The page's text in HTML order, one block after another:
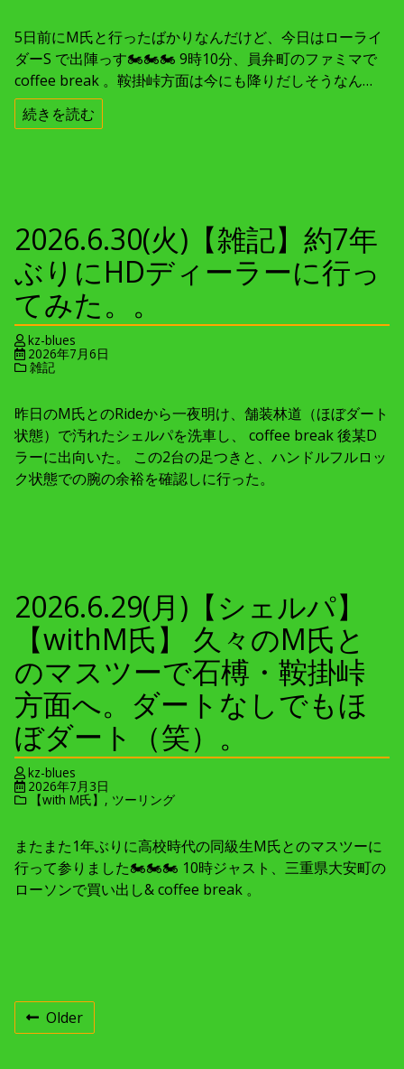
5日前にM氏と行ったばかりなんだけど、今日はローライ
ダーS で出陣っす🏍🏍🏍 9時10分、員弁町のファミマで
coffee break 。鞍掛峠方面は今にも降りだしそうなん…
続きを読む
2026.6.30(火)【雑記】約7年
ぶりにHDディーラーに行っ
てみた。。
kz-blues
2026年7月6日
雑記
昨日のM氏とのRideから一夜明け、舗装林道（ほぼダート
状態）で汚れたシェルパを洗車し、 coffee break 後某D
ラーに出向いた。 この2台の足つきと、ハンドルフルロッ
ク状態での腕の余裕を確認しに行った。
2026.6.29(月)【シェルパ】
【withM氏】 久々のM氏と
のマスツーで石榑・鞍掛峠
方面へ。ダートなしでもほ
ぼダート（笑）。
kz-blues
2026年7月3日
【with M氏】 , ツーリング
またまた1年ぶりに高校時代の同級生M氏とのマスツーに
行って参りました🏍🏍🏍 10時ジャスト、三重県大安町の
ローソンで買い出し& coffee break 。
投Older